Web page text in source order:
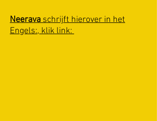
Neerava schrijft hierover in het
Engels:, klik link: